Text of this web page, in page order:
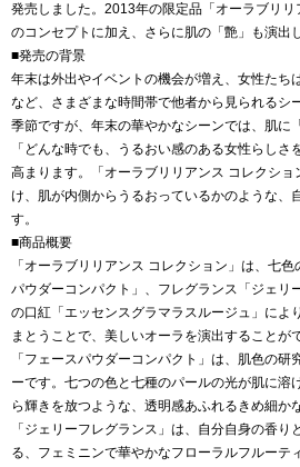
発売しました。2013年の限定品「オーラブリ
のコンセプトに加え、さらに肌の「艶」も演出
■発売の背景
年末は外出やイベントの機会が増え、女性たち
など、さまざまな時間帯で他者から見られるシ
季節ですが、年末の華やかなシーンでは、肌に
「どんな時でも、うるおい感のある女性らし
高まります。「オーラブリリアンス コレクシ
け、肌が内側からうるおっているかのような、
す。
■商品概要
「オーラブリリアンス コレクション」は、七
パウダーコンパクト」、フレグランス「ジェリ
の口紅「エッセンスグラマラスルージュ」によ
まとうことで、美しいオーラを演出することが
「フェースパウダーコンパクト」は、肌色の
ーです。七つの色と七種のパールの光が肌に溶
ら輝きを放つような、透明感あふれるきめ細か
「ジェリーフレグランス」は、自分自身の香
る、フェミニンで華やかなフローラルフルーテ